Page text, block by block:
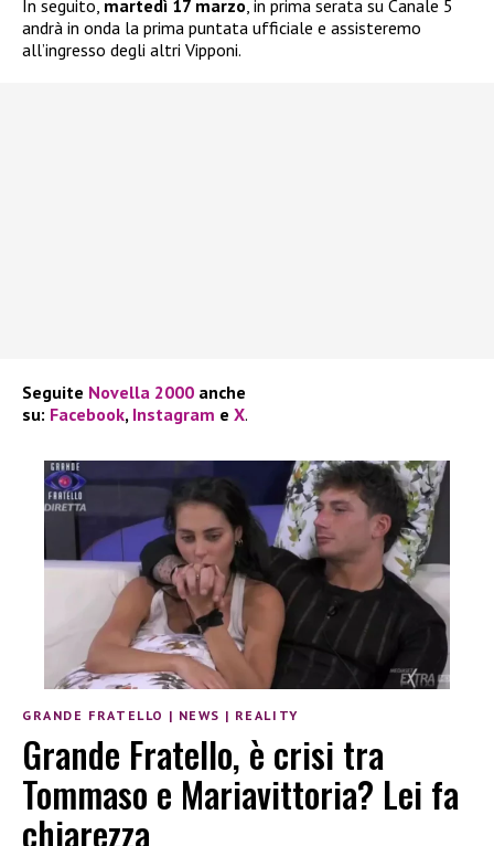
In seguito, martedì 17 marzo, in prima serata su Canale 5
andrà in onda la prima puntata ufficiale e assisteremo
all’ingresso degli altri Vipponi.
Seguite Novella 2000 anche
su: Facebook, Instagram e X.
GRANDE FRATELLO | NEWS | REALITY
Grande Fratello, è crisi tra
Tommaso e Mariavittoria? Lei fa
chiarezza